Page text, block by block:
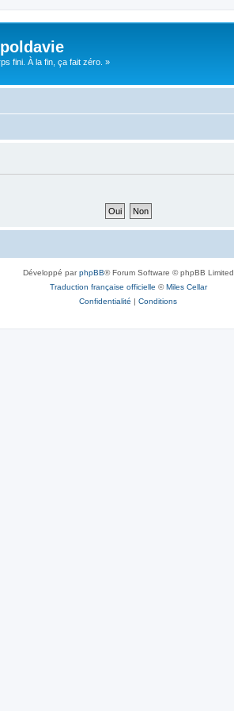
fini. À la fin, ça fait zéro. »
Développé parphpBB® Forum Software © phpBB Limited
Traduction française officielle ©Miles Cellar
Confidentialité | Conditions